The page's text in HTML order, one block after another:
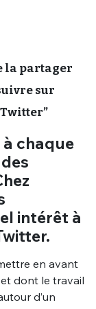
la partager
sur
chaque
intérêt à
en avant
dont le travail
d’un